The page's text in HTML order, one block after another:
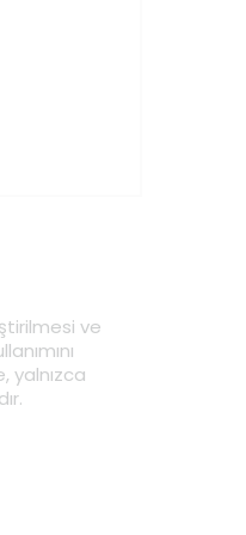
ve
yalnızca